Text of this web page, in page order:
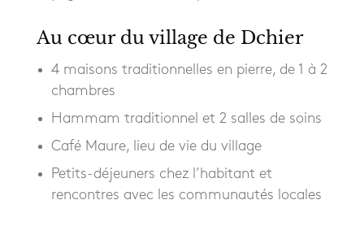
Au cœur du village de Dchier
4 maisons traditionnelles en pierre, de 1 à 2
chambres
Hammam traditionnel et 2 salles de soins
Café Maure, lieu de vie du village
Petits-déjeuners chez l’habitant et
rencontres avec les communautés locales